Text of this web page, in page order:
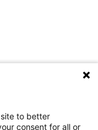
to better
consent for all or